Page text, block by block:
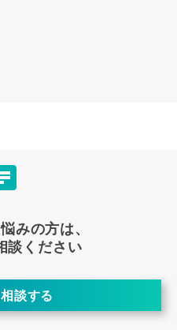
みの方は、
談ください
談する